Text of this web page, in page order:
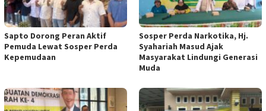
Sapto Dorong Peran Aktif
Pemuda Lewat Sosper Perda
Kepemudaan
Sosper Perda Narkotika, Hj.
Syahariah Masud Ajak
Masyarakat Lindungi Generasi
Muda